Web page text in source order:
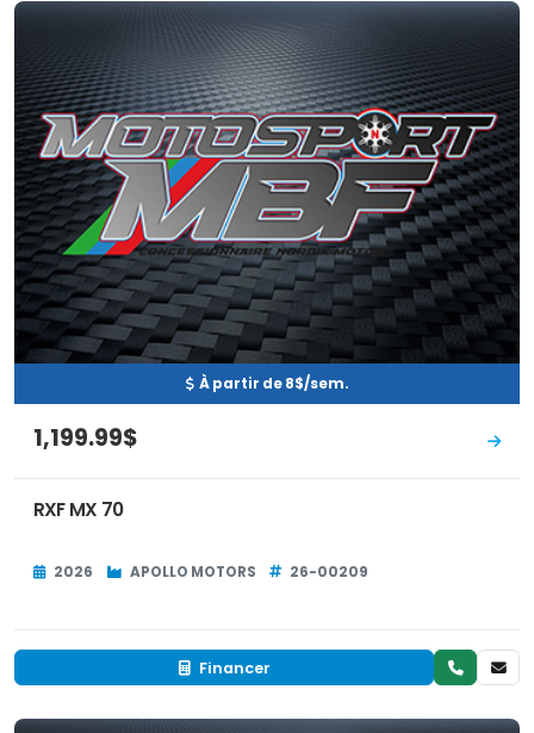
Neuf
À partir de 8$/sem.
1,199.99$
RXF MX 70
2026 APOLLO MOTORS 26-00209
Financer